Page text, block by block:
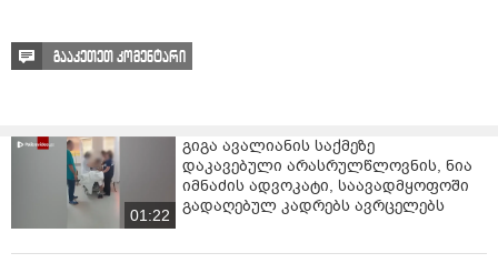
გააკეთეთ კომენტარი
01:22
გიგა ავალიანის საქმეზე
დაკავებული არასრულწლოვნის, ნია
იმნაძის ადვოკატი, საავადმყოფოში
გადაღებულ კადრებს ავრცელებს